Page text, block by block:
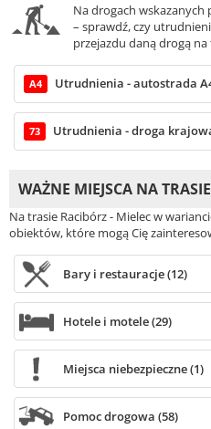
Na drogach
– sprawdź, czy
przejazdu daną drogą
A4 Utrudnienia - autostrada
73 Utrudnienia - droga
WAŻNE MIEJSCA NA
Na trasie Racibórz - Mielec w
obiektów, które mogą Cię
Bary i restauracje (12)
Hotele i motele (29)
Miejsca niebezpieczne (1)
Pomoc drogowa (58)